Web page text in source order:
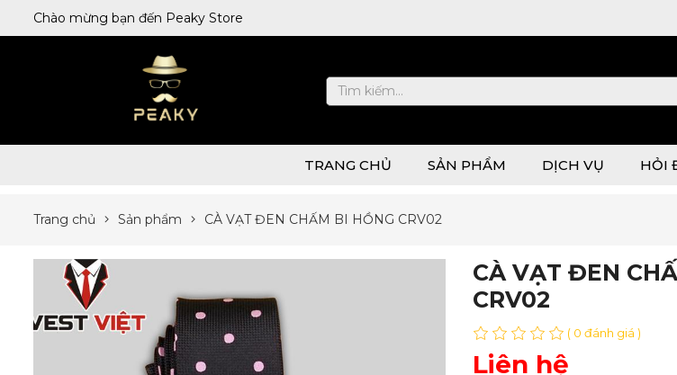
Chào mừng bạn đến Peaky Store
TRANG CHỦ SẢN PHẨM DỊCH VỤ HỎI
Trang chủ Sản phẩm CÀ VẠT ĐEN CHẤM BI HỒNG CRV02
CÀ VẠT ĐEN
CRV02
( 0 đánh giá )
Liên hệ